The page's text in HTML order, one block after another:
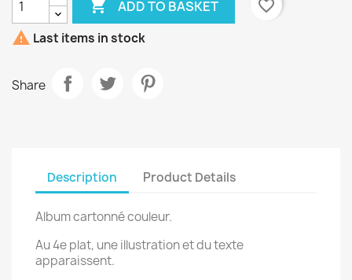
 ADD TO BASKET
favorite_border
 Last items in stock
Share
Description Product Details
Album cartonné couleur.
Au 4e plat, une illustration et du texte
apparaissent.